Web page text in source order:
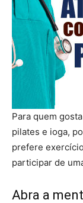
Para quem
pilates e ioga,
prefere
participar de
Abra a